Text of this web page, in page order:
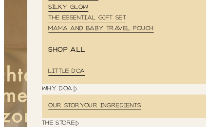
SILKY GLOW
THE ESSENTIAL GIFT SET
MAMA AND BABY TRAVEL POUCH
Shop all
LITTLE DOA
WHY DOA
OUR STORYOUR INGREDIENTS
THE STORE